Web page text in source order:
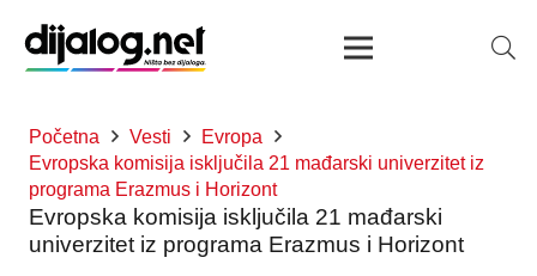
Početna Vesti
Evropa
Evropska komisija isključila 21 mađarski univerzitet iz
programa Erazmus i Horizont
Evropska komisija isključila 21 mađarski
univerzitet iz programa Erazmus i Horizont